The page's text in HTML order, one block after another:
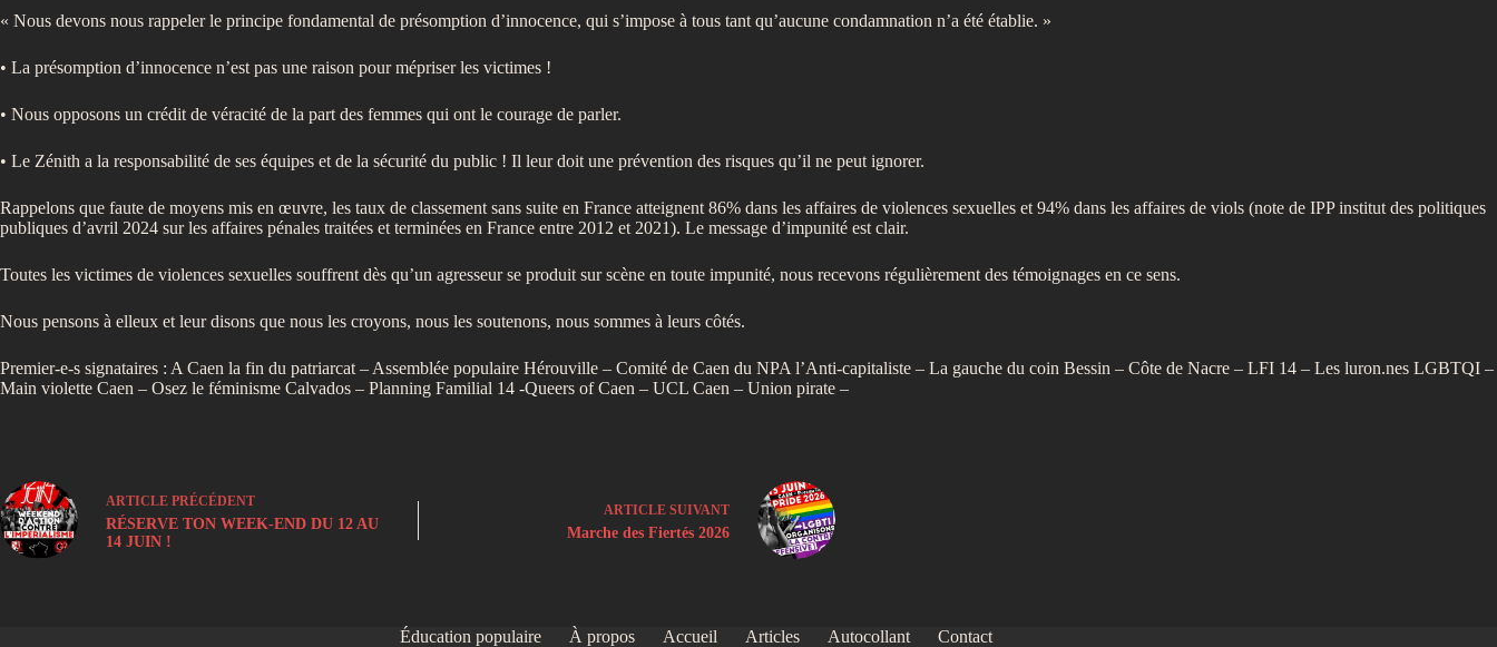
« Nous devons nous rappeler le principe fondamental de présomption d’innocence, qui s’impose à tous tant qu’aucune condamnation n’a été établie. »
• La présomption d’innocence n’est pas une raison pour mépriser les victimes !
• Nous opposons un crédit de véracité de la part des femmes qui ont le courage de parler.
• Le Zénith a la responsabilité de ses équipes et de la sécurité du public ! Il leur doit une prévention des risques qu’il ne peut ignorer.
Rappelons que faute de moyens mis en œuvre, les taux de classement sans suite en France atteignent 86% dans les affaires de violences sexuelles et 94% dans les affaires de viols (note de IPP institut des politiques
publiques d’avril 2024 sur les affaires pénales traitées et terminées en France entre 2012 et 2021). Le message d’impunité est clair.
Toutes les victimes de violences sexuelles souffrent dès qu’un agresseur se produit sur scène en toute impunité, nous recevons régulièrement des témoignages en ce sens.
Nous pensons à elleux et leur disons que nous les croyons, nous les soutenons, nous sommes à leurs côtés.
Premier-e-s signataires : A Caen la fin du patriarcat – Assemblée populaire Hérouville – Comité de Caen du NPA l’Anti-capitaliste – La gauche du coin Bessin – Côte de Nacre – LFI 14 – Les luron.nes LGBTQI –
Main violette Caen – Osez le féminisme Calvados – Planning Familial 14 -Queers of Caen – UCL Caen – Union pirate –
ARTICLE PRÉCÉDENT
RÉSERVE TON WEEK-END DU 12 AU
14 JUIN !
ARTICLE SUIVANT
Marche des Fiertés 2026
Éducation populaire À propos Accueil Articles Autocollant Contact